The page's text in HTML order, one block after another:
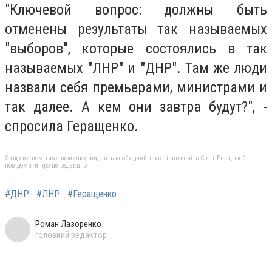
"Ключевой вопрос: должны быть
отменены результаты так называемых
"выборов", которые состоялись в так
называемых "ЛНР" и "ДНР". Там же люди
назвали себя премьерами, министрами и
так далее. А кем они завтра будут?", -
спросила Геращенко.
Якщо ви помітили помилку, виділіть необхідний текст і натисніть Ctrl + Enter, щоб
повідомити про це редакцію
#ДНР #ЛНР #Геращенко
Роман Лазоренко
головний редактор